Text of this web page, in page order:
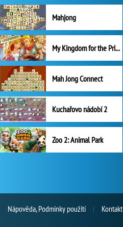
Mahjong
My Kingdom for the Princess Plná verze
Mah Jong Connect
Kuchařovo nádobí 2
Zoo 2: Animal Park
Nápověda, Podmínky použití Kontakt